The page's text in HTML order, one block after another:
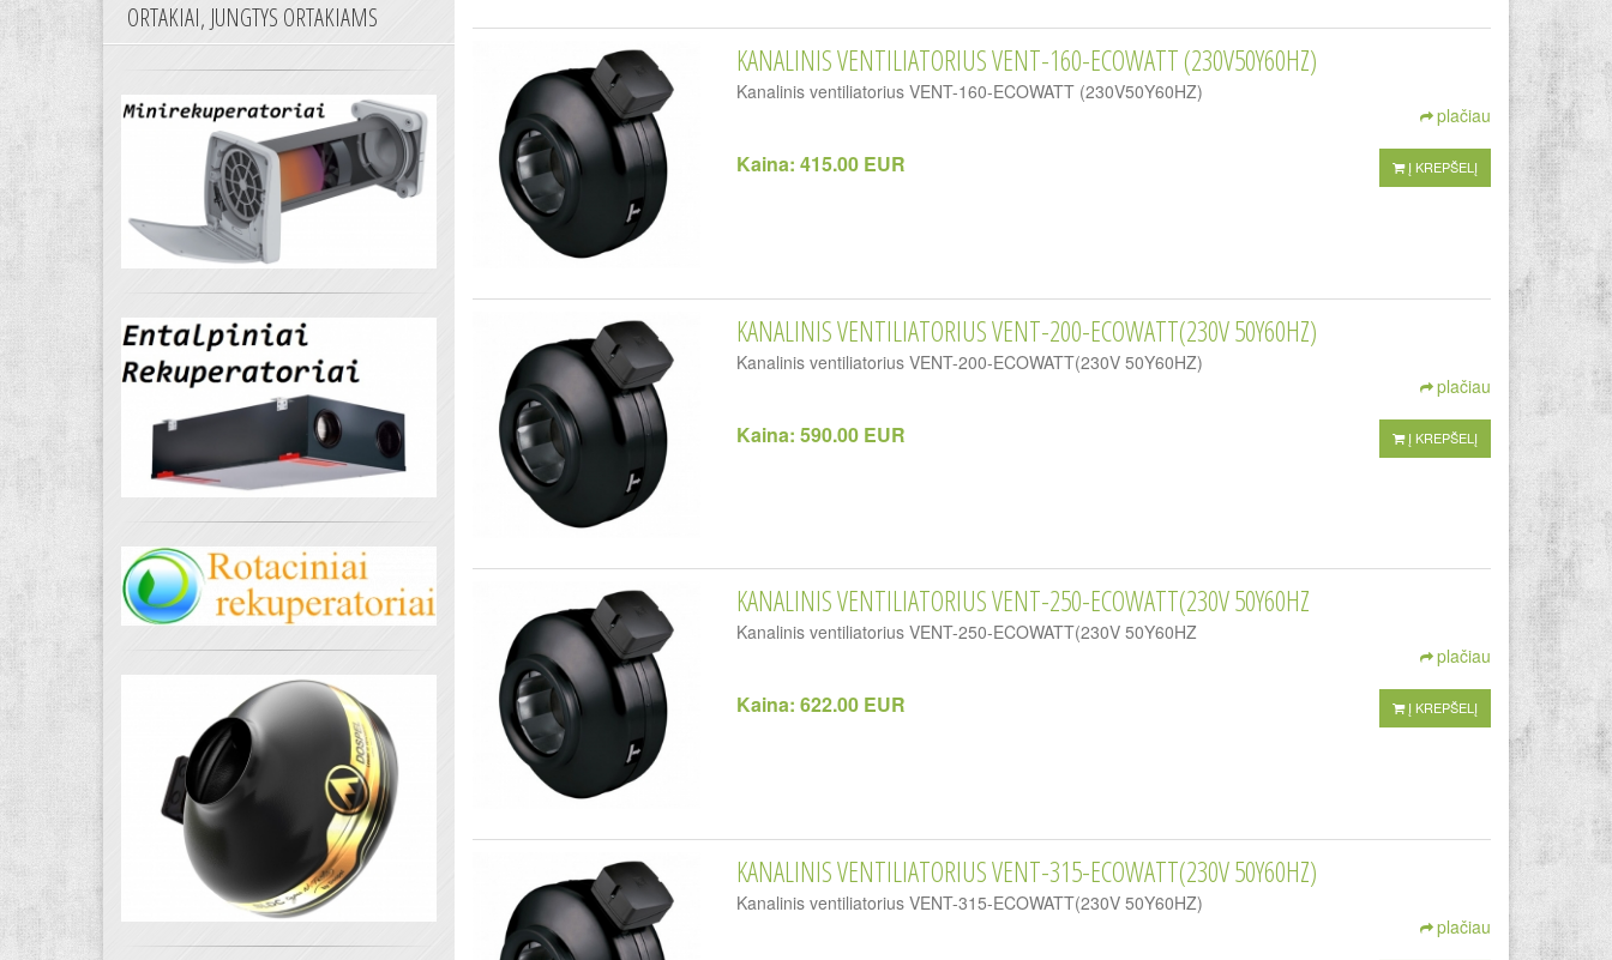
ORTAKIAI, JUNGTYS ORTAKIAMS
KANALINIS VENTILIATORIUS VENT-160-ECOWATT (230V50Y60HZ)
Kanalinis ventiliatorius VENT-160-ECOWATT (230V50Y60HZ)
plačiau
Kaina: 415.00 EUR Į KREPŠELĮ
KANALINIS VENTILIATORIUS VENT-200-ECOWATT(230V 50Y60HZ)
Kanalinis ventiliatorius VENT-200-ECOWATT(230V 50Y60HZ)
plačiau
Kaina: 590.00 EUR Į KREPŠELĮ
KANALINIS VENTILIATORIUS VENT-250-ECOWATT(230V 50Y60HZ
Kanalinis ventiliatorius VENT-250-ECOWATT(230V 50Y60HZ
plačiau
Kaina: 622.00 EUR Į KREPŠELĮ
KANALINIS VENTILIATORIUS VENT-315-ECOWATT(230V 50Y60HZ)
Kanalinis ventiliatorius VENT-315-ECOWATT(230V 50Y60HZ)
plačiau